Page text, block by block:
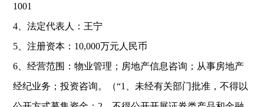
1001
4 、法定代表人：王宁
5 、注册资本： 10,000万元人民币
6 、经营范围：物业管理；房地产信息咨询；从事房地产
经纪业务；投资咨询。（“1
、未经有关部门批准，不得以